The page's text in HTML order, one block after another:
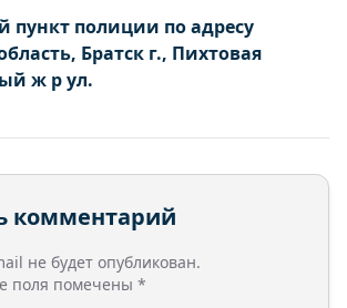
Механизаторов ул.
Набережная ул.
Островная ул.
Солнечный переулок
Сосновый Бор ул.
Трактовая ул.
пункт полиции по адресу
Братск г., Пихтовая
ж р ул.
комментарий
не будет опубликован.
поля помечены *